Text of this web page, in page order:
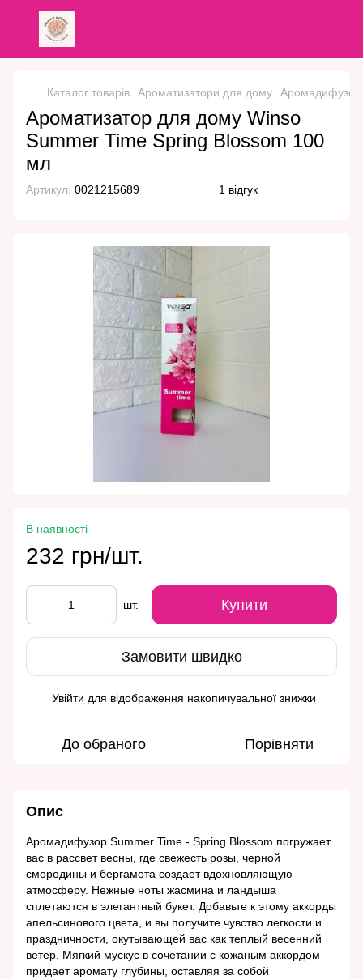
Каталог товарів Ароматизатори для дому
Ароматизатор для дому Winso
Summer Time Spring Blossom 100
мл
Артикул: 0021215689 1 відгук
В наявності
232 грн/шт.
шт. Купити
Замовити швидко
Увійти для відображення накопичувальної знижки
До обраного Порівняти
Опис
Аромадифузор Summer Time - Spring Blossom погружает
вас в рассвет весны, где свежесть розы, черной
смородины и бергамота создает вдохновляющую
атмосферу. Нежные ноты жасмина и ландыша
сплетаются в элегантный букет. Добавьте к этому аккорды
апельсинового цвета, и вы получите чувство легкости и
праздничности, окутывающей вас как теплый весенний
ветер. Мягкий мускус в сочетании с кожаным аккордом
придает аромату глубины, оставляя за собой